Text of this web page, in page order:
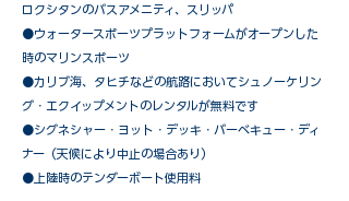
ロクシタンのバスアメニティ、スリッパ
●ウォータースポーツプラットフォームがオープンした
時のマリンスポーツ
●カリブ海、タヒチなどの航路においてシュノーケリン
グ・エクイップメントのレンタルが無料です
​●シグネシャー・ヨット・デッキ・バーベキュー・ディ
ナー（天候により中止の場合あり）
●上陸時のテンダーボート使用料